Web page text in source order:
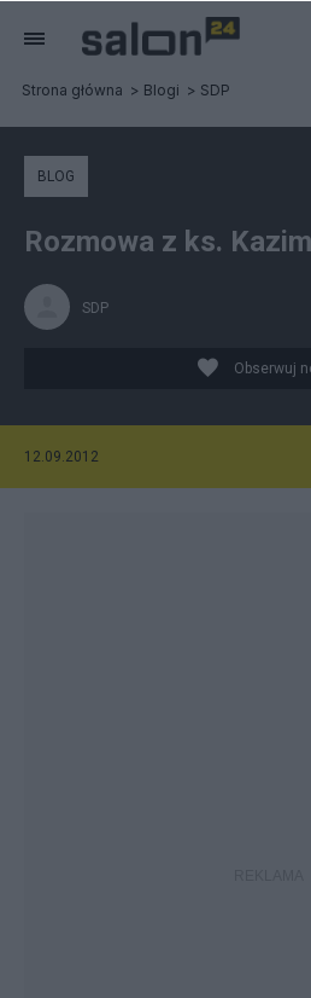
Strona główna Blogi SDP
BLOG
Rozmowa z ks.
SDP
Obserwuj
12.09.2012